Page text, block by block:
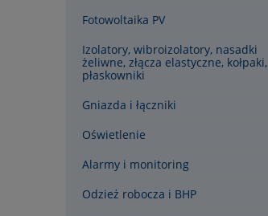
Fotowoltaika PV
Izolatory, wibroizolatory, nasadki
żeliwne, złącza elastyczne, kołpaki,
płaskowniki
Gniazda i łączniki
Oświetlenie
Alarmy i monitoring
Odzież robocza i BHP